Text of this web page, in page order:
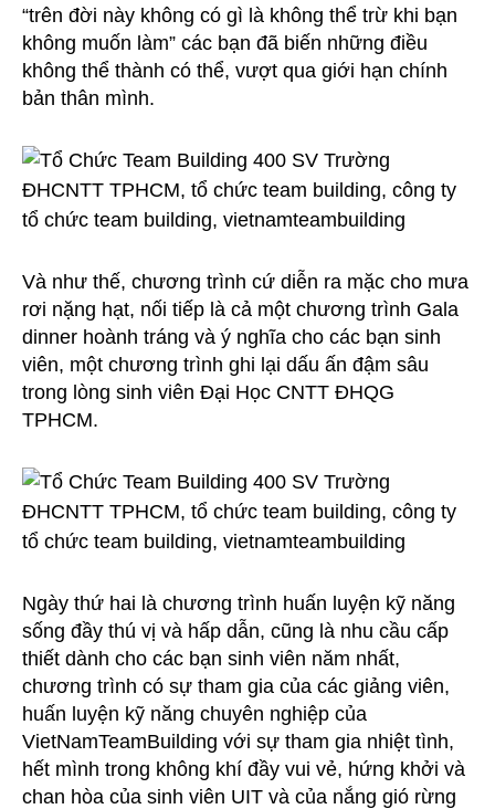
“trên đời này không có gì là không thể trừ khi bạn
không muốn làm” các bạn đã biến những điều
không thể thành có thể, vượt qua giới hạn chính
bản thân mình.
Và như thế, chương trình cứ diễn ra mặc cho mưa
rơi nặng hạt, nối tiếp là cả một chương trình Gala
dinner hoành tráng và ý nghĩa cho các bạn sinh
viên, một chương trình ghi lại dấu ấn đậm sâu
trong lòng sinh viên Đại Học CNTT ĐHQG
TPHCM.
Ngày thứ hai là chương trình huấn luyện kỹ năng
sống đầy thú vị và hấp dẫn, cũng là nhu cầu cấp
thiết dành cho các bạn sinh viên năm nhất,
chương trình có sự tham gia của các giảng viên,
huấn luyện kỹ năng chuyên nghiệp của
VietNamTeamBuilding với sự tham gia nhiệt tình,
hết mình trong không khí đầy vui vẻ, hứng khởi và
chan hòa của sinh viên UIT và của nắng gió rừng